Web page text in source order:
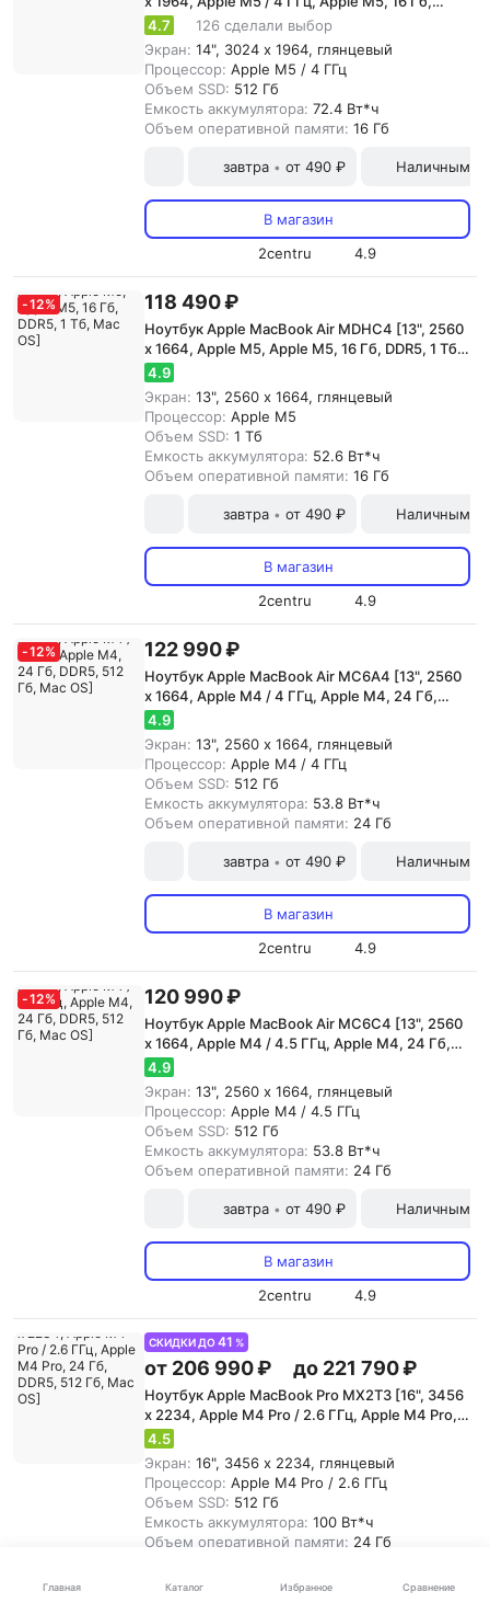
Главная Каталог Избранное Сравнение
DDR5, 512 Гб, Mac OS]
4.7
126 сделали выбор
Экран: 14", 3024 x 1964, глянцевый
Процессор: Apple M5 / 4 ГГц
Объем SSD: 512 Гб
Емкость аккумулятора: 72.4 Вт*ч
Объем оперативной памяти: 16 Гб
завтра • от 490 ₽ Наличными
В магазин
2centru
4.9
-12% 118 490 ₽
Ноутбук Apple MacBook Air MDHC4 [13", 2560
x 1664, Apple M5, Apple M5, 16 Гб, DDR5, 1 Тб,
Mac OS]
4.9
Экран: 13", 2560 x 1664, глянцевый
Процессор: Apple M5
Объем SSD: 1 Тб
Емкость аккумулятора: 52.6 Вт*ч
Объем оперативной памяти: 16 Гб
завтра • от 490 ₽ Наличными
В магазин
2centru
4.9
-12% 122 990 ₽
Ноутбук Apple MacBook Air MC6A4 [13", 2560
x 1664, Apple M4 / 4 ГГц, Apple M4, 24 Гб,
DDR5, 512 Гб, Mac OS]
4.9
Экран: 13", 2560 x 1664, глянцевый
Процессор: Apple M4 / 4 ГГц
Объем SSD: 512 Гб
Емкость аккумулятора: 53.8 Вт*ч
Объем оперативной памяти: 24 Гб
завтра • от 490 ₽ Наличными
В магазин
2centru
4.9
-12% 120 990 ₽
Ноутбук Apple MacBook Air MC6C4 [13", 2560
x 1664, Apple M4 / 4.5 ГГц, Apple M4, 24 Гб,
DDR5, 512 Гб, Mac OS]
4.9
Экран: 13", 2560 x 1664, глянцевый
Процессор: Apple M4 / 4.5 ГГц
Объем SSD: 512 Гб
Емкость аккумулятора: 53.8 Вт*ч
Объем оперативной памяти: 24 Гб
завтра • от 490 ₽ Наличными
В магазин
2centru
4.9
СКИДКИ ДО41 %
от 206 990 ₽ до 221 790 ₽
Ноутбук Apple MacBook Pro MX2T3 [16", 3456
x 2234, Apple M4 Pro / 2.6 ГГц, Apple M4 Pro,
24 Гб, DDR5, 512 Гб, Mac OS]
4.5
Экран: 16", 3456 x 2234, глянцевый
Процессор: Apple M4 Pro / 2.6 ГГц
Объем SSD: 512 Гб
Емкость аккумулятора: 100 Вт*ч
Объем оперативной памяти: 24 Гб
Все цены